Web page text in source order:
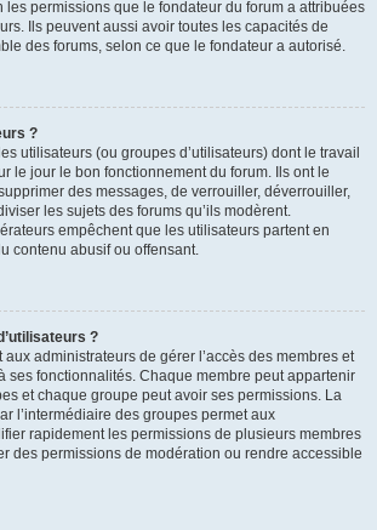
les permissions que le fondateur du forum a attribuées
Ils peuvent aussi avoir toutes les capacités de
des forums, selon ce que le fondateur a autorisé.
?
utilisateurs (ou groupes d’utilisateurs) dont le travail
le jour le bon fonctionnement du forum. Ils ont le
des messages, de verrouiller, déverrouiller,
les sujets des forums qu’ils modèrent.
empêchent que les utilisateurs partent en
contenu abusif ou offensant.
?
aux administrateurs de gérer l’accès des membres et
ses fonctionnalités. Chaque membre peut appartenir
et chaque groupe peut avoir ses permissions. La
l’intermédiaire des groupes permet aux
rapidement les permissions de plusieurs membres
des permissions de modération ou rendre accessible